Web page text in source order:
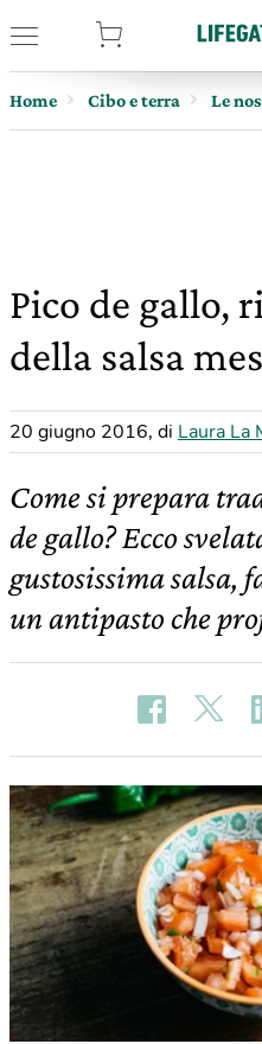
Home Cibo e terra Le
Pico de gallo,
della salsa
20 giugno 2016, di Laura La
Come si prepara
de gallo? Ecco
gustosissima salsa,
un antipasto che